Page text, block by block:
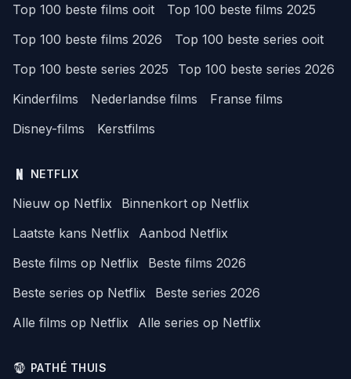
Top 100 beste films ooit
Top 100 beste films 2025
Top 100 beste films 2026
Top 100 beste series ooit
Top 100 beste series 2025
Top 100 beste series 2026
Kinderfilms
Nederlandse films
Franse films
Disney-films
Kerstfilms
NETFLIX
Nieuw op Netflix
Binnenkort op Netflix
Laatste kans Netflix
Aanbod Netflix
Beste films op Netflix
Beste films 2026
Beste series op Netflix
Beste series 2026
Alle films op Netflix
Alle series op Netflix
PATHÉ THUIS